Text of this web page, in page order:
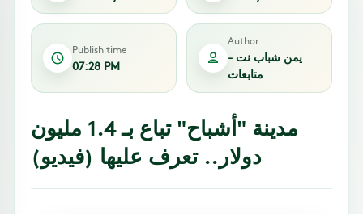
Publish time
07:28 PM
Author
يمن شباب نت -
متابعات
مدينة "أشباح" تباع بـ 1.4 مليون
دولار.. تعرف عليها (فيديو)